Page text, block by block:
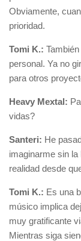
Obviamente,
prioridad.
Tomi K.:
personal. Ya no
para otros
Heavy Mextal:
vidas?
Santeri: He
imaginarme sin
realidad desde
Tomi K.: Es una
músico implica
muy gratificante
Mientras siga